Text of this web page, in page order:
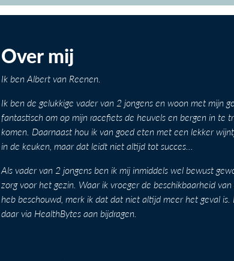
Over mij
Ik ben Albert van Reenen.
Ik ben de gelukkige vader van 2 jongens en woon met mijn
fantastisch om op mijn racefiets de heuvels en bergen in te
komen. Daarnaast hou ik van goed eten met een lekker
in de keuken, maar dat leidt niet altijd tot succes…
Als vader van 2 jongens ben ik mij inmiddels wel bewust
zorg voor het gezin. Waar ik vroeger de beschikbaarheid
heb beschouwd, merk ik dat dat niet altijd meer het geval
daar via HealthBytes aan bijdragen.